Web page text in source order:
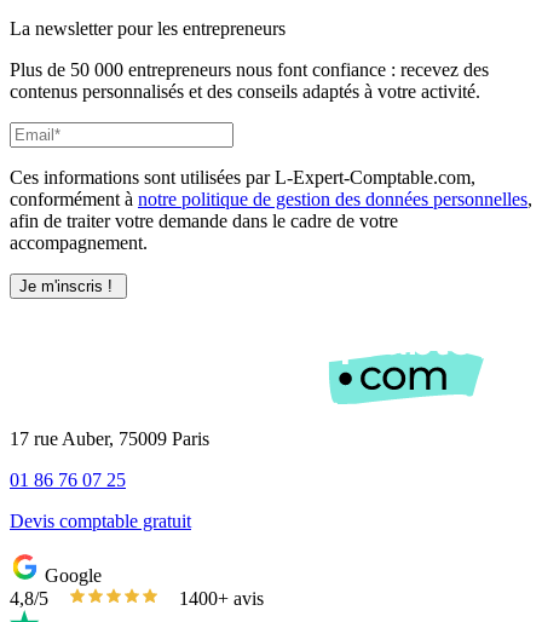
La newsletter pour les entrepreneurs
Plus de 50 000 entrepreneurs nous font confiance : recevez des
contenus personnalisés et des conseils adaptés à votre activité.
Ces informations sont utilisées par L-Expert-Comptable.com,
conformément à notre politique de gestion des données personnelles,
afin de traiter votre demande dans le cadre de votre
accompagnement.
17 rue Auber, 75009 Paris
01 86 76 07 25
Devis comptable gratuit
Google
4,8/5
1400+ avis